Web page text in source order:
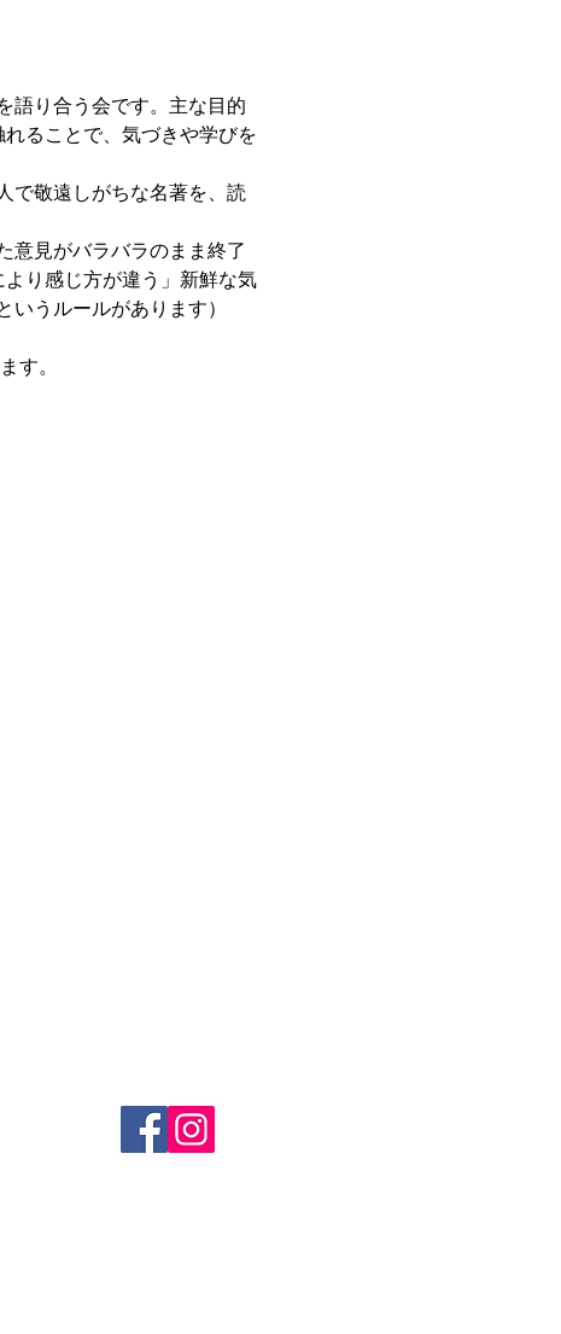
語り合う会です。主な目的
ることで、気づきや学びを
で敬遠しがちな名著を、読
意見がバラバラのまま終了
り感じ方が違う」新鮮な気
うルールがあります）
す。